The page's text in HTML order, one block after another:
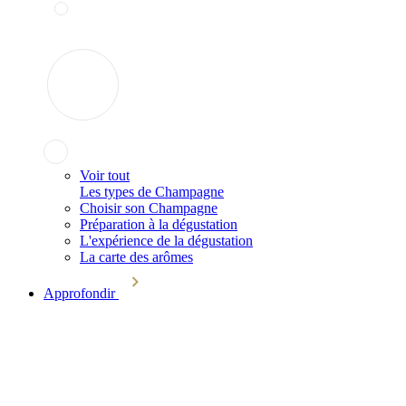
Voir tout
Les types de Champagne
Choisir son Champagne
Préparation à la dégustation
L'expérience de la dégustation
La carte des arômes
Approfondir